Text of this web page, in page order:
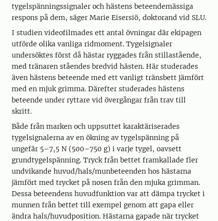
tygelspänningssignaler och hästens beteendemässiga
respons på dem, säger Marie Eisersiö, doktorand vid SLU.
I studien videofilmades ett antal övningar där ekipagen
utförde olika vanliga ridmoment. Tygelsignaler
undersöktes först då hästar ryggades från stillastående,
med tränaren ståendes bredvid hästen. Här studerades
även hästens beteende med ett vanligt tränsbett jämfört
med en mjuk grimma. Därefter studerades hästens
beteende under ryttare vid övergångar från trav till
skritt.
Både från marken och uppsuttet karaktäriserades
tygelsignalerna av en ökning av tygelspänning på
ungefär 5–7,5 N (500–750 g) i varje tygel, oavsett
grundtygelspänning. Tryck från bettet framkallade fler
undvikande huvud/hals/munbeteenden hos hästarna
jämfört med trycket på nosen från den mjuka grimman.
Dessa beteendens huvudfunktion var att dämpa trycket i
munnen från bettet till exempel genom att gapa eller
ändra hals/huvudposition. Hästarna gapade när trycket